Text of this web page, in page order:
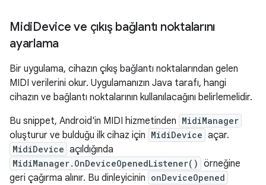
MidiDevice ve çıkış bağlantı noktalarını
ayarlama
Bir uygulama, cihazın çıkış bağlantı noktalarından gelen
MIDI verilerini okur. Uygulamanızın Java tarafı, hangi
cihazın ve bağlantı noktalarının kullanılacağını belirlemelidir.
Bu snippet, Android'in MIDI hizmetinden MidiManager
oluşturur ve bulduğu ilk cihaz için MidiDevice açar.
MidiDevice açıldığında
MidiManager.OnDeviceOpenedListener() örneğine
geri çağırma alınır. Bu dinleyicinin onDeviceOpened